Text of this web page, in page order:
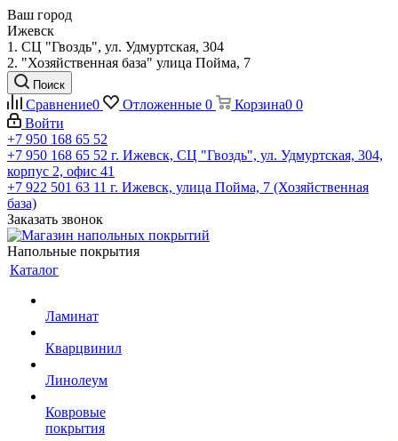
Ваш город
Ижевск
1. СЦ "Гвоздь", ул. Удмуртская, 304
2. "Хозяйственная база" улица Пойма, 7
Поиск
Сравнение0 Отложенные 0 Корзина0 0
Войти
+7 950 168 65 52
+7 950 168 65 52 г. Ижевск, СЦ "Гвоздь", ул. Удмуртская, 304,
корпус 2, офис 41
+7 922 501 63 11 г. Ижевск, улица Пойма, 7 (Хозяйственная
база)
Заказать звонок
Напольные покрытия
Каталог
Ламинат
Кварцвинил
Линолеум
Ковровые
покрытия